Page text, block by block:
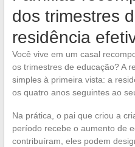
dos trimestres
residência
Você vive em um casal
os trimestres de educação? A
simples à primeira vista: a
os quatro anos seguintes ao
Na prática, o pai que criou a
período recebe o aumento de
contribuíram, eles podem